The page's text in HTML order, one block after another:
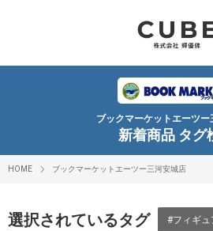
ブックマーケットエーツー
新着商品 タグ
HOME ブックマーケットエーツー三河安城店
選択されているタグ #フィギュ